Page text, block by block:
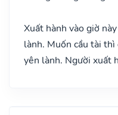
Xuất hành vào giờ
lành. Muốn cầu tài thì
yên lành. Người xuất